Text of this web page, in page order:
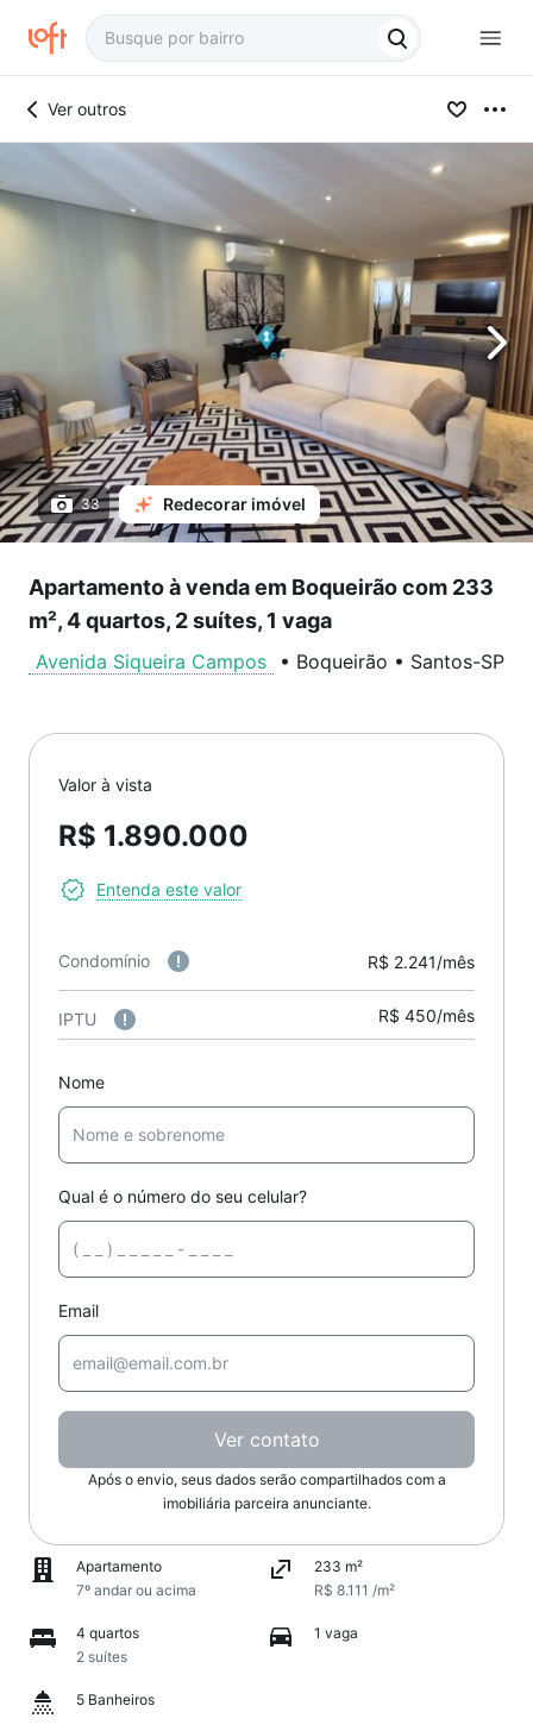
Ver outros
33 Redecorar imóvel
Apartamento à venda em Boqueirão com 233
m², 4 quartos, 2 suítes, 1 vaga
Avenida Siqueira Campos • Boqueirão • Santos-SP
Valor à vista
R$ 1.890.000
Entenda este valor
Condomínio R$ 2.241/mês
IPTU R$ 450/mês
Nome
Qual é o número do seu celular?
Email
Ver contato
Após o envio, seus dados serão compartilhados com a
imobiliária parceira anunciante.
Apartamento
7º andar ou acima
233 m²
R$ 8.111 /m²
4 quartos
2 suítes
1 vaga
5 Banheiros